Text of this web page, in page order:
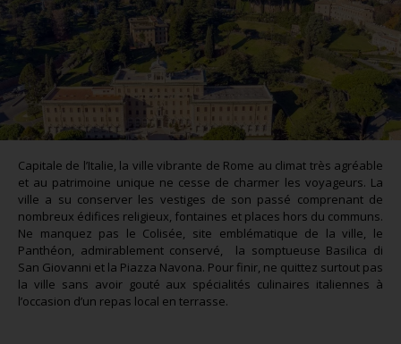
Capitale de l’Italie, la ville vibrante de Rome au climat très agréable
et au patrimoine unique ne cesse de charmer les voyageurs. La
ville a su conserver les vestiges de son passé comprenant de
nombreux édifices religieux, fontaines et places hors du communs.
Ne manquez pas le Colisée, site emblématique de la ville, le
Panthéon, admirablement conservé, la somptueuse Basilica di
San Giovanni et la Piazza Navona. Pour finir, ne quittez surtout pas
la ville sans avoir gouté aux spécialités culinaires italiennes à
l’occasion d’un repas local en terrasse.